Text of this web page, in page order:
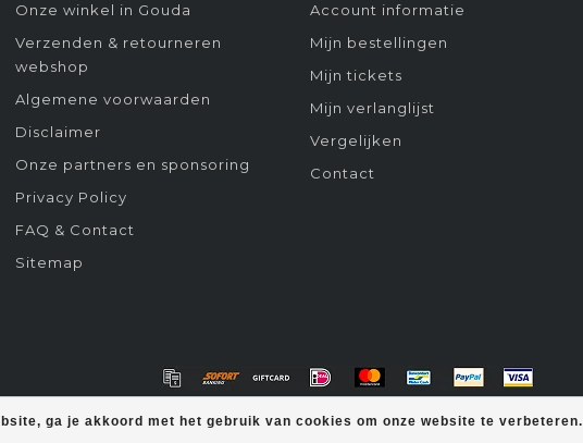
ga je akkoord met het gebruik van cookies om onze website te verbeteren.
Onze winkel in Gouda
Verzenden & retourneren
webshop
Algemene voorwaarden
Disclaimer
Onze partners en sponsoring
Privacy Policy
FAQ & Contact
Sitemap
Account informatie
Mijn bestellingen
Mijn tickets
Mijn verlanglijst
Vergelijken
Contact